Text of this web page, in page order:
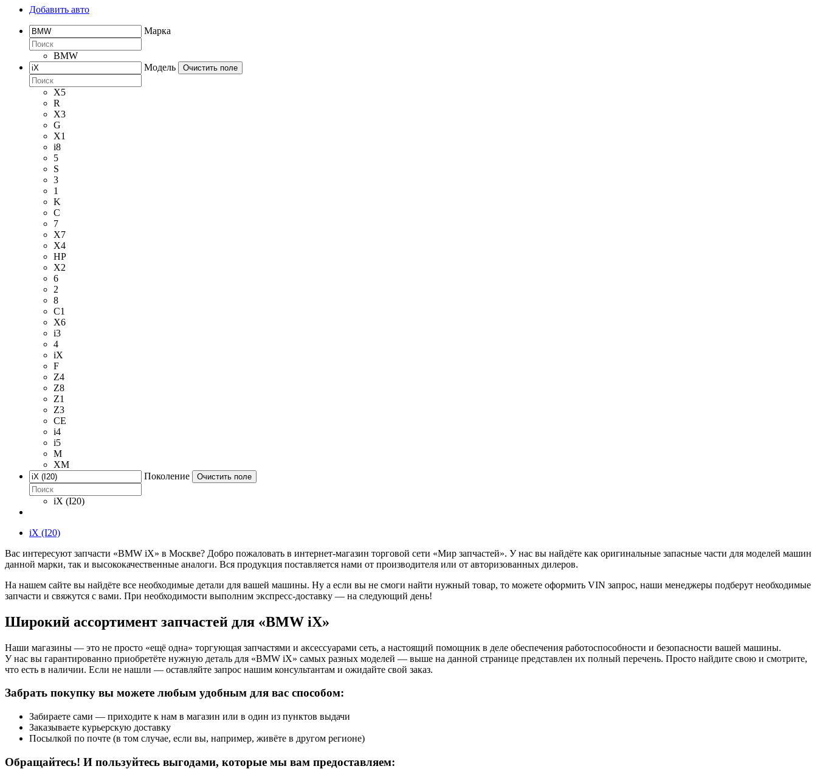
Добавить авто
Марка
BMW
Модель
Очистить поле
X5
R
X3
G
X1
i8
5
S
3
1
K
C
7
X7
X4
HP
X2
6
2
8
C1
X6
i3
4
iX
F
Z4
Z8
Z1
Z3
CE
i4
i5
M
XM
Поколение
Очистить поле
iX (I20)
iX (I20)
Вас интересуют запчасти «BMW iX» в Москве? Добро пожаловать в интернет-магазин торговой сети «Мир запчастей». У нас вы найдёте как оригинальные запасные части для моделей машин
данной марки, так и высококачественные аналоги. Вся продукция поставляется нами от производителя или от авторизованных дилеров.
На нашем сайте вы найдёте все необходимые детали для вашей машины. Ну а если вы не смоги найти нужный товар, то можете оформить VIN запрос, наши менеджеры подберут необходимые
запчасти и свяжутся с вами. При необходимости выполним экспресс-доставку — на следующий день!
Широкий ассортимент запчастей для «BMW iX»
Наши магазины — это не просто «ещё одна» торгующая запчастями и аксессуарами сеть, а настоящий помощник в деле обеспечения работоспособности и безопасности вашей машины.
У нас вы гарантированно приобретёте нужную деталь для «BMW iX» самых разных моделей — выше на данной странице представлен их полный перечень. Просто найдите свою и смотрите,
что есть в наличии. Если не нашли — оставляйте запрос нашим консультантам и ожидайте свой заказ.
Забрать покупку вы можете любым удобным для вас способом:
Забираете сами — приходите к нам в магазин или в один из пунктов выдачи
Заказываете курьерскую доставку
Посылкой по почте (в том случае, если вы, например, живёте в другом регионе)
Обращайтесь! И пользуйтесь выгодами, которые мы вам предоставляем: